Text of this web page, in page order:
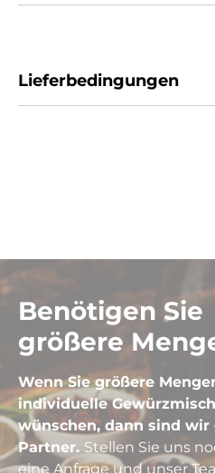
Lieferbedingungen
Benötigen Sie
größere
Wenn Sie größere
individuelle
wünschen, dann sind wir
Partner. Stellen Sie uns
eine Anfrage und unser